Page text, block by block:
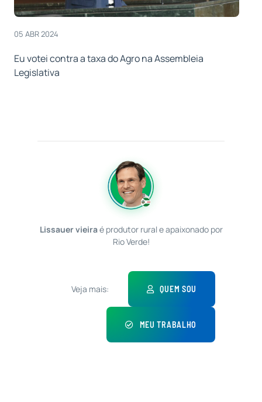
05 ABR 2024
Eu votei contra a taxa do Agro na Assembleia
Legislativa
Lissauer vieiraé produtor rural e apaixonado por
Rio Verde!
Veja mais: QUEM SOU
MEU TRABALHO